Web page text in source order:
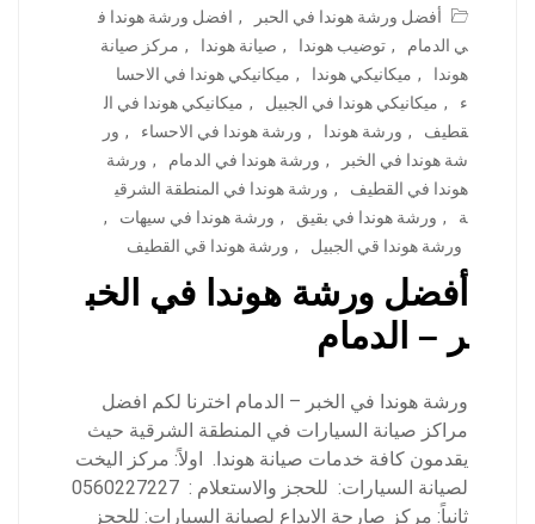
أفضل ورشة هوندا في الحبر
, افضل ورشة هوندا ف
ي الدمام
, توضيب هوندا , صيانة هوندا , مركز صيانة
هوندا
, ميكانيكي هوندا , ميكانيكي هوندا في الاحسا
ء
, ميكانيكي هوندا في الجبيل , ميكانيكي هوندا في ال
قطيف
, ورشة هوندا , ورشة هوندا في الاحساء , ور
شة هوندا في الخبر
, ورشة هوندا في الدمام , ورشة
هوندا في القطيف
, ورشة هوندا في المنطقة الشرقي
ة
, ورشة هوندا في بقيق , ورشة هوندا في سيهات
,
ورشة هوندا قي الجبيل
, ورشة هوندا قي القطيف
أفضل ورشة هوندا في الخب
ر – الدمام
ورشة هوندا في الخبر – الدمام اخترنا لكم افضل
مراكز صيانة السيارات في المنطقة الشرقية حيث
يقدمون كافة خدمات صيانة هوندا. اولاً: مركز اليخت
لصيانة السيارات: للحجز والاستعلام : 0560227227
ثانياً: مركز صارحة الابداع لصيانة السيارات: للحجز